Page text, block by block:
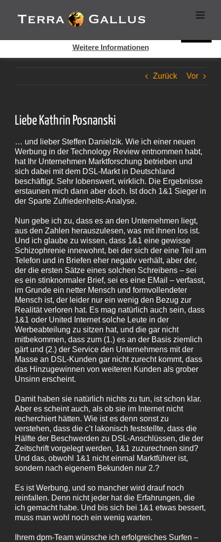
Inhalt
springen
Zurück Vor
Liebe Kathrin Posnanski
… und lieber Steffen Danielzik. Wie ich einer neuen
Werbung in der Technology Review entnommen habt,
hat Ihr Unternehmen Marktforschung betrieben und
sich dabei mit dem DSL-Markt in Deutschland
beschäftigt. Sehr lobenswert, wirklich. Die Ergebnisse
erstaunen mich dann aber doch. Ist doch 1&1 Sieger in
der Sparte Zufriedenheits-Analyse.
Nun gebe ich zu, dass es an den Unternehmen liegt,
aus den Zahlen herauszulesen, was mit ihnen los ist.
Und ich glaube zu wissen, dass 1&1 eine gewisse
Schizophrenie innewohnt, bei der sich der eine Teil am
Telefon und in Briefen eher negativ verhält, aber der,
der die ersten Sätze eines solchen Schreibens – sei
es ein stinknormaler Brief, sei es eine EMail – verfasst,
im Grunde ein netter Mensch und formvollendeter
Mensch ist, der leider nur ein wenig den Bezug zur
Realität verloren hat. Es mag natürlich auch sein, dass
1&1 oder United Internet solche Leute in der
Werbeabteilung zu sitzen hat, und die gar nicht
mitbekommen, dass zum (1.) es an der Basis ziemlich
gärt und (2.) der Service den Unternehmens mit der
Masse an DSL-Kunden gar nicht zurecht kommt, dass
das Hinzugewinnen von weiteren Kunden als grober
Unsinn erscheint.
Damit haben sie natürlich nichts zu tun, ist schon klar.
Aber es scheint auch, als ob sie im Internet nicht
recherchiert hätten. Wie ist es denn sonst zu
verstehen, dass die c’t lakonisch feststellte, dass die
Hälfte der Beschwerden zu DSL-Anschlüssen, die der
Zeitschrift vorgelegt werden, 1&1 zuzurechnen sind?
Und das, obwohl 1&1 nicht einmal Marktführer ist,
sondern nach eigenem Bekunden nur 2.?
Es ist Werbung, und so mancher wird drauf noch
reinfallen. Denn nicht jeder hat die Erfahrungen, die
ich gemacht habe. Und bis sich bei 1&1 etwas bessert,
muss man wohl noch ein wenig warten.
Ihrem dpm-Team wünsche ich erfolgreiches Surfen –
Cookies helfen auf auf dieser Seite bei der Bereitstellung der
Dienste. Durch die Nutzung dieser Webseite erklären Sie sich
Weitere Informationen